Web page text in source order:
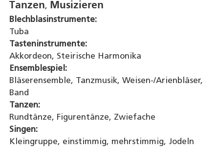
Tanzen, Musizieren
Blechblasinstrumente:
Tuba
Tasteninstrumente:
Akkordeon, Steirische Harmonika
Ensemblespiel:
Bläserensemble, Tanzmusik, Weisen-/Arienbläser,
Band
Tanzen:
Rundtänze, Figurentänze, Zwiefache
Singen:
Kleingruppe, einstimmig, mehrstimmig, Jodeln